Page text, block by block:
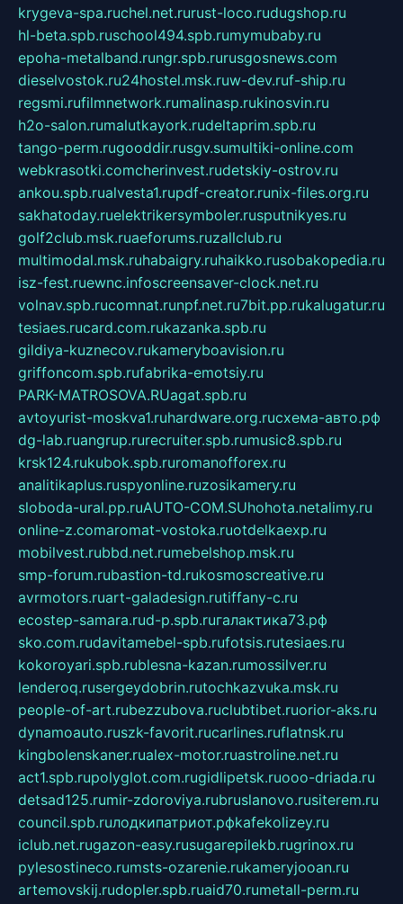
krygeva-spa.ruchel.net.rurust-loco.rudugshop.ru
hl-beta.spb.ruschool494.spb.rumymubaby.ru
epoha-metalband.rungr.spb.rurusgosnews.com
dieselvostok.ru24hostel.msk.ruw-dev.ruf-ship.ru
regsmi.rufilmnetwork.rumalinasp.rukinosvin.ru
h2o-salon.rumalutkayork.rudeltaprim.spb.ru
tango-perm.rugooddir.rusgv.sumultiki-online.com
webkrasotki.comcherinvest.rudetskiy-ostrov.ru
ankou.spb.rualvesta1.rupdf-creator.runix-files.org.ru
sakhatoday.ruelektrikersymboler.rusputnikyes.ru
golf2club.msk.ruaeforums.ruzallclub.ru
multimodal.msk.ruhabaigry.ruhaikko.rusobakopedia.ru
isz-fest.ruewnc.infoscreensaver-clock.net.ru
volnav.spb.rucomnat.runpf.net.ru7bit.pp.rukalugatur.ru
tesiaes.rucard.com.rukazanka.spb.ru
gildiya-kuznecov.rukameryboavision.ru
griffoncom.spb.rufabrika-emotsiy.ru
PARK-MATROSOVA.RUagat.spb.ru
avtoyurist-moskva1.ruhardware.org.ruсхема-авто.рф
dg-lab.ruangrup.rurecruiter.spb.rumusic8.spb.ru
krsk124.rukubok.spb.ruromanofforex.ru
analitikaplus.ruspyonline.ruzosikamery.ru
sloboda-ural.pp.ruAUTO-COM.SUhohota.netalimy.ru
online-z.comaromat-vostoka.ruotdelkaexp.ru
mobilvest.rubbd.net.rumebelshop.msk.ru
smp-forum.rubastion-td.rukosmoscreative.ru
avrmotors.ruart-galadesign.rutiffany-c.ru
ecostep-samara.rud-p.spb.ruгалактика73.рф
sko.com.rudavitamebel-spb.rufotsis.rutesiaes.ru
kokoroyari.spb.rublesna-kazan.rumossilver.ru
lenderoq.rusergeydobrin.rutochkazvuka.msk.ru
people-of-art.rubezzubova.ruclubtibet.ruorior-aks.ru
dynamoauto.ruszk-favorit.rucarlines.ruflatnsk.ru
kingbolenskaner.rualex-motor.ruastroline.net.ru
act1.spb.rupolyglot.com.rugidlipetsk.ruooo-driada.ru
detsad125.rumir-zdoroviya.rubruslanovo.rusiterem.ru
council.spb.ruлодкипатриот.рфkafekolizey.ru
iclub.net.rugazon-easy.rusugarepilekb.rugrinox.ru
pylesostineco.rumsts-ozarenie.rukameryjooan.ru
artemovskij.rudopler.spb.ruaid70.rumetall-perm.ru